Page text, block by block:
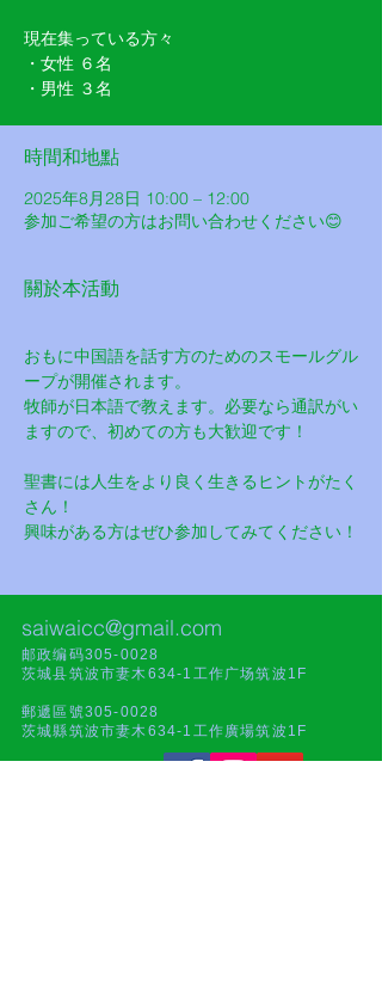
現在集っている方々
・女性 ６名
・男性 ３名
時間和地點
2025年8月28日 10:00 – 12:00
参加ご希望の方はお問い合わせください😊
關於本活動
おもに中国語を話す方のためのスモールグル
ープが開催されます。
牧師が日本語で教えます。必要なら通訳がい
ますので、初めての方も大歓迎です！
聖書には人生をより良く生きるヒントがたく
さん！
興味がある方はぜひ参加してみてください！
saiwaicc@gmail.com
邮政编码305-0028
茨城县筑波市妻木634-1工作广场筑波1F
郵遞區號305-0028
茨城縣筑波市妻木634-1工作廣場筑波1F